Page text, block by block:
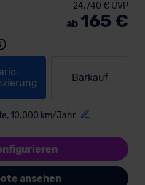
Barkauf
10.000 km/Jahr
24.740 € UVP
ab 165 €
ansehen